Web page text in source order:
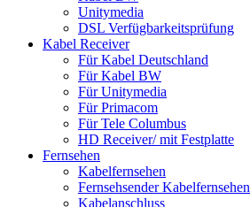
Unitymedia
DSL Verfügbarkeitsprüfung
Kabel Receiver
Für Kabel Deutschland
Für Kabel BW
Für Unitymedia
Für Primacom
Für Tele Columbus
HD Receiver/ mit Festplatte
Fernsehen
Kabelfernsehen
Fernsehsender Kabelfernsehen
Kabelanschluss